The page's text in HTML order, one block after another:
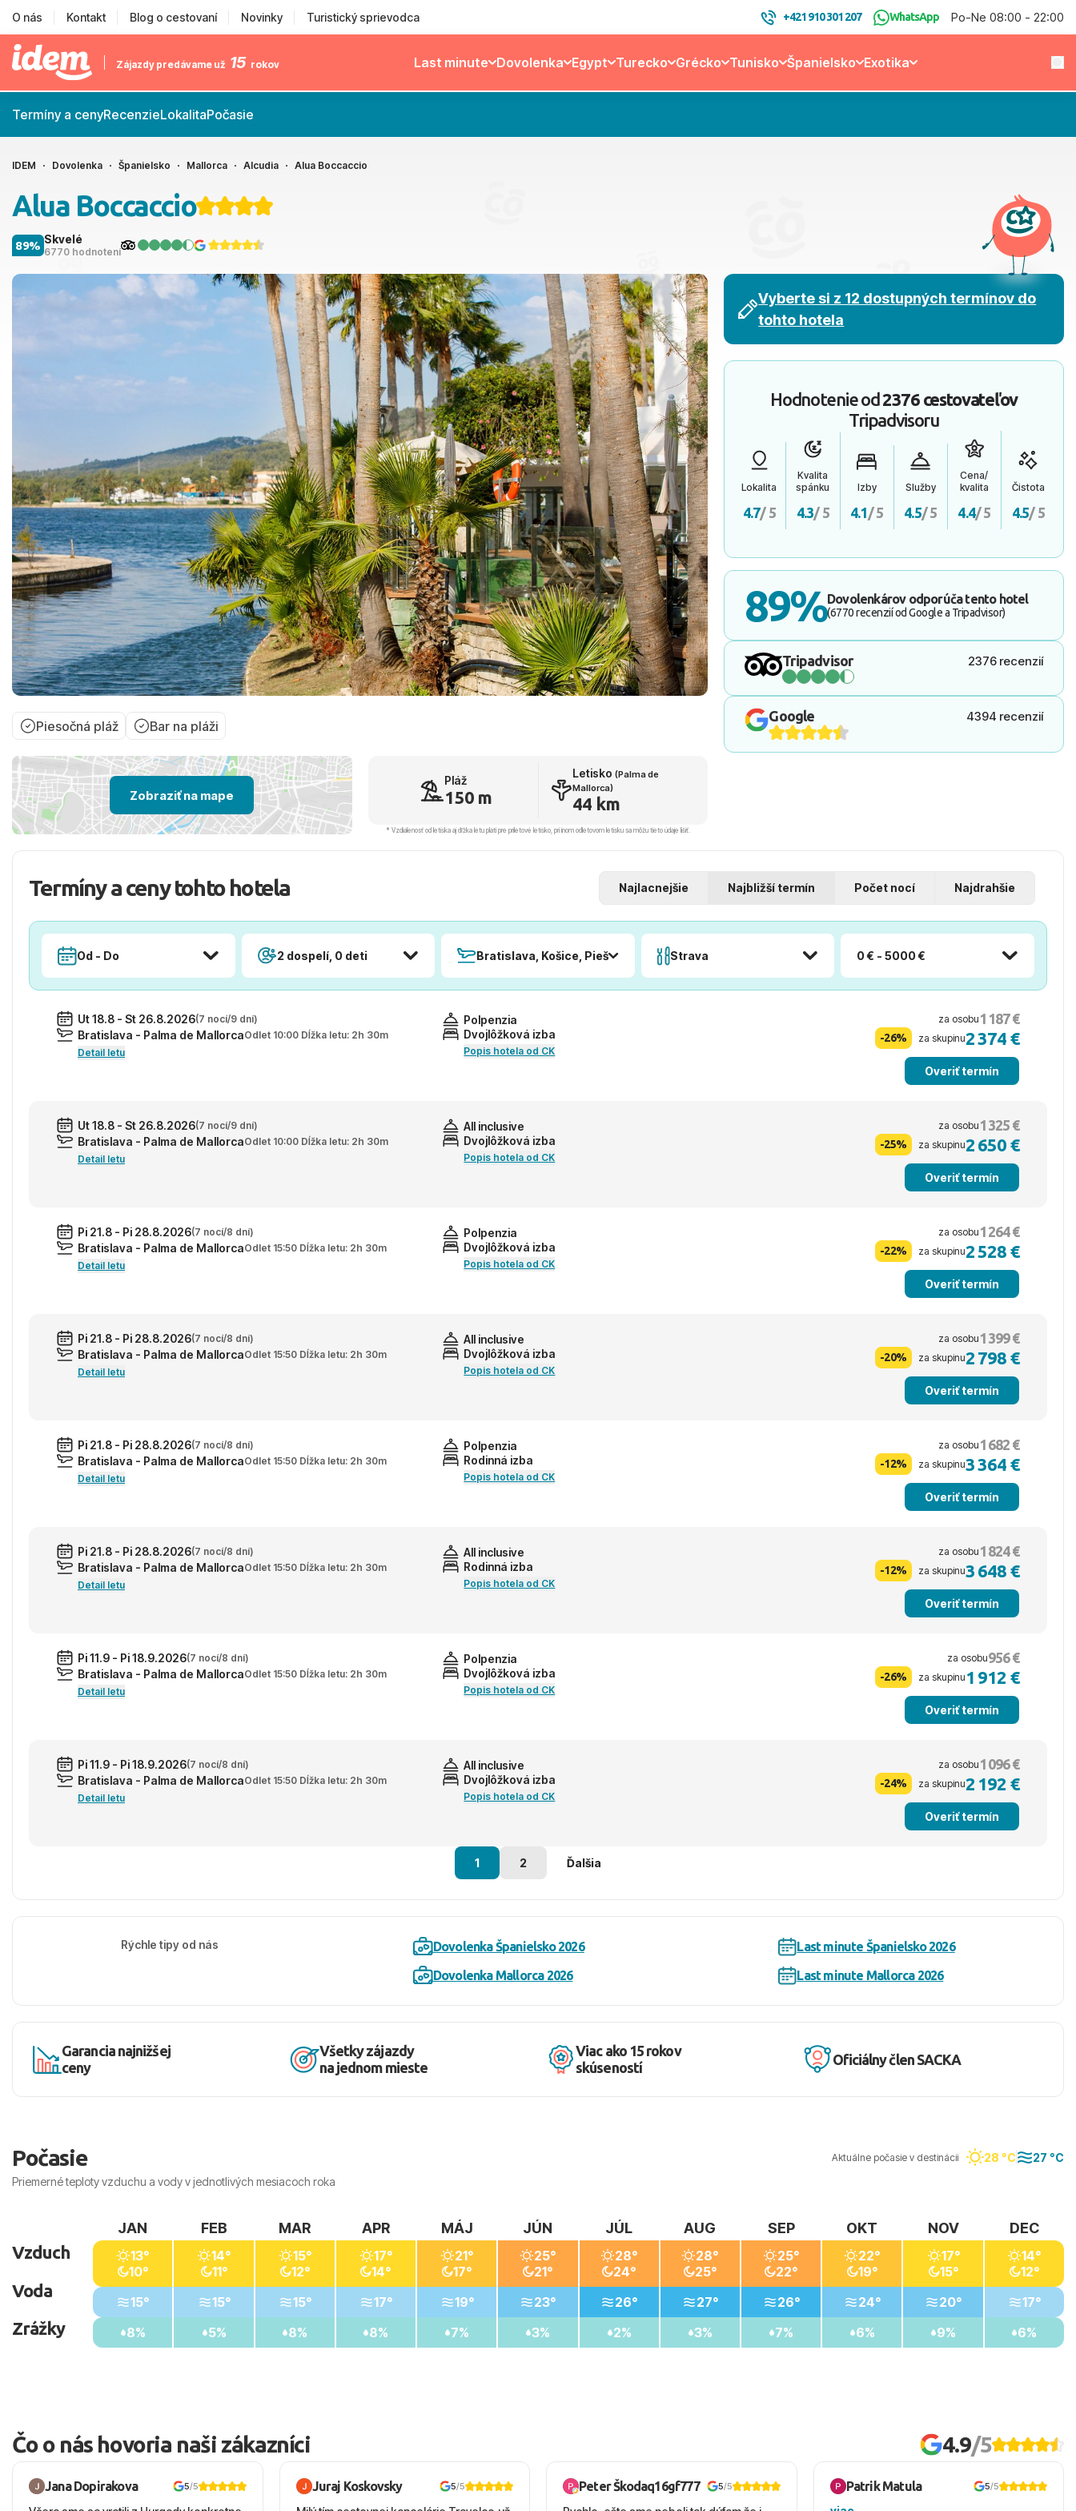
O nás Kontakt Blog o cestovaní Novinky Turistický sprievodca +421 910 301 207 WhatsApp Po-Ne 08:00 - 22:00
Zájazdy predávame už 15 rokov Last minute Dovolenka Egypt Turecko Grécko Tunisko Španielsko Exotika
Termíny a cenyRecenzieLokalitaPočasie
IDEM Dovolenka Španielsko Mallorca Alcudia Alua Boccaccio
Alua Boccaccio
Skvelé
6770 hodnotení
89%
Piesočná pláž Bar na pláži
Vyberte si z 12 dostupných termínov do
tohto hotela
Hodnotenie od2376 cestovateľov
Tripadvisoru
Lokalita
4.7/ 5
Kvalita
spánku
4.3/ 5
Izby
4.1/ 5
Služby
4.5/ 5
Cena/
kvalita
4.4/ 5
Čistota
4.5/ 5
89%Dovolenkárov odporúča tento hotel
(6770 recenzií od Google a Tripadvisor)
Tripadvisor 2376 recenzií
Google 4394 recenzií
Zobraziť na mape
Pláž
150 m
Letisko(Palma de
Mallorca)
44 km
* Vzdialenosť od letiska aj dľžka letu platí pre príletové letisko, pri inom odletovom letisku sa môžu tieto údaje líšiť.
Termíny a ceny tohto hotela Najlacnejšie Najbližší termín Počet nocí Najdrahšie
Od - Do 2 dospelí, 0 deti Bratislava, Košice, Piešťany, PopradStrava 0 € - 5000 €
Ut 18.8 - St 26.8.2026(7 nocí/9 dní)
Bratislava - Palma de MallorcaOdlet 10:00 Dĺžka letu: 2h 30m
Detail letu
Polpenzia
Dvojlôžková izba
Popis hotela od CK
za osobu 1 187 €
-26% za skupinu2 374 €
Overiť termín
Ut 18.8 - St 26.8.2026(7 nocí/9 dní)
Bratislava - Palma de MallorcaOdlet 10:00 Dĺžka letu: 2h 30m
Detail letu
All inclusive
Dvojlôžková izba
Popis hotela od CK
za osobu 1 325 €
-25% za skupinu2 650 €
Overiť termín
Pi 21.8 - Pi 28.8.2026(7 nocí/8 dní)
Bratislava - Palma de MallorcaOdlet 15:50 Dĺžka letu: 2h 30m
Detail letu
Polpenzia
Dvojlôžková izba
Popis hotela od CK
za osobu 1 264 €
-22% za skupinu2 528 €
Overiť termín
Pi 21.8 - Pi 28.8.2026(7 nocí/8 dní)
Bratislava - Palma de MallorcaOdlet 15:50 Dĺžka letu: 2h 30m
Detail letu
All inclusive
Dvojlôžková izba
Popis hotela od CK
za osobu 1 399 €
-20% za skupinu2 798 €
Overiť termín
Pi 21.8 - Pi 28.8.2026(7 nocí/8 dní)
Bratislava - Palma de MallorcaOdlet 15:50 Dĺžka letu: 2h 30m
Detail letu
Polpenzia
Rodinná izba
Popis hotela od CK
za osobu 1 682 €
-12% za skupinu3 364 €
Overiť termín
Pi 21.8 - Pi 28.8.2026(7 nocí/8 dní)
Bratislava - Palma de MallorcaOdlet 15:50 Dĺžka letu: 2h 30m
Detail letu
All inclusive
Rodinná izba
Popis hotela od CK
za osobu 1 824 €
-12% za skupinu3 648 €
Overiť termín
Pi 11.9 - Pi 18.9.2026(7 nocí/8 dní)
Bratislava - Palma de MallorcaOdlet 15:50 Dĺžka letu: 2h 30m
Detail letu
Polpenzia
Dvojlôžková izba
Popis hotela od CK
za osobu956 €
-26% za skupinu 1 912 €
Overiť termín
Pi 11.9 - Pi 18.9.2026(7 nocí/8 dní)
Bratislava - Palma de MallorcaOdlet 15:50 Dĺžka letu: 2h 30m
Detail letu
All inclusive
Dvojlôžková izba
Popis hotela od CK
za osobu 1 096 €
-24% za skupinu2 192 €
Overiť termín
1 2 Ďalšia
Rýchle tipy od nás Dovolenka Španielsko 2026
Last minute Španielsko 2026
Dovolenka Mallorca 2026
Last minute Mallorca 2026
Garancia najnižšej
ceny
Všetky zájazdy
na jednom mieste
Viac ako 15 rokov
skúseností
Oficiálny člen SACKA
Počasie
Priemerné teploty vzduchu a vody v jednotlivých mesiacoch roka
Aktuálne počasie v destinácii 28 °C 27 °C
Vzduch
Voda
Zrážky
JAN
13°
10°
15°
8%
FEB
14°
11°
15°
5%
MAR
15°
12°
15°
8%
APR
17°
14°
17°
8%
MÁJ
21°
17°
19°
7%
JÚN
25°
21°
23°
3%
JÚL
28°
24°
26°
2%
AUG
28°
25°
27°
3%
SEP
25°
22°
26°
7%
OKT
22°
19°
24°
6%
NOV
17°
15°
20°
9%
DEC
14°
12°
17°
6%
Čo o nás hovoria naši zákazníci 4.9/5
Jana Dopirakova 5/5 Juraj Koskovsky 5/5 Peter Škodaq16gf777 5/5 Patrik Matula 5/5